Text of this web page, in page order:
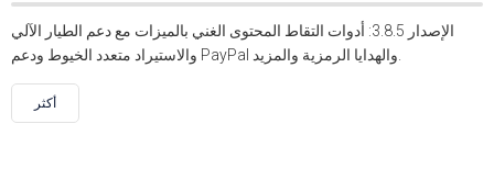
الإصدار 3.8.5: أدوات التقاط المحتوى الغني بالميزات مع دعم الطيار الآلي
أكثر